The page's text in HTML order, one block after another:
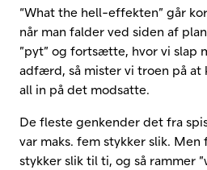
“What the hell-effekten” går
når man falder ved siden af
”pyt” og fortsætte, hvor vi slap
adfærd, så mister vi troen på at
all in på det modsatte.
De fleste genkender det fra
var maks. fem stykker slik.
stykker slik til ti, og så rammer